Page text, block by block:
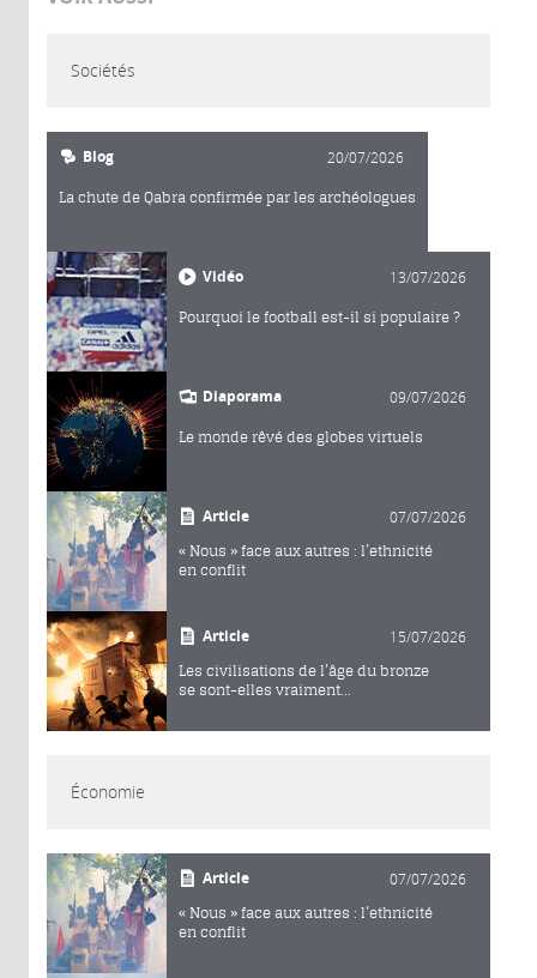
Sociétés
Blog 20/07/2026
La chute de Qabra confirmée par les archéologues
Vidéo 13/07/2026
Pourquoi le football est-il si populaire ?
Diaporama 09/07/2026
Le monde rêvé des globes virtuels
Article 07/07/2026
« Nous » face aux autres : l’ethnicité
en conflit
Article 15/07/2026
Les civilisations de l’âge du bronze
se sont-elles vraiment...
Économie
Article 07/07/2026
« Nous » face aux autres : l’ethnicité
en conflit